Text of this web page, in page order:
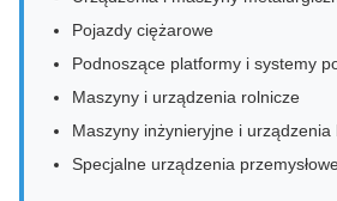
Pojazdy ciężarowe
Podnoszące platformy i systemy
Maszyny i urządzenia rolnicze
Maszyny inżynieryjne i urządzenia
Specjalne urządzenia